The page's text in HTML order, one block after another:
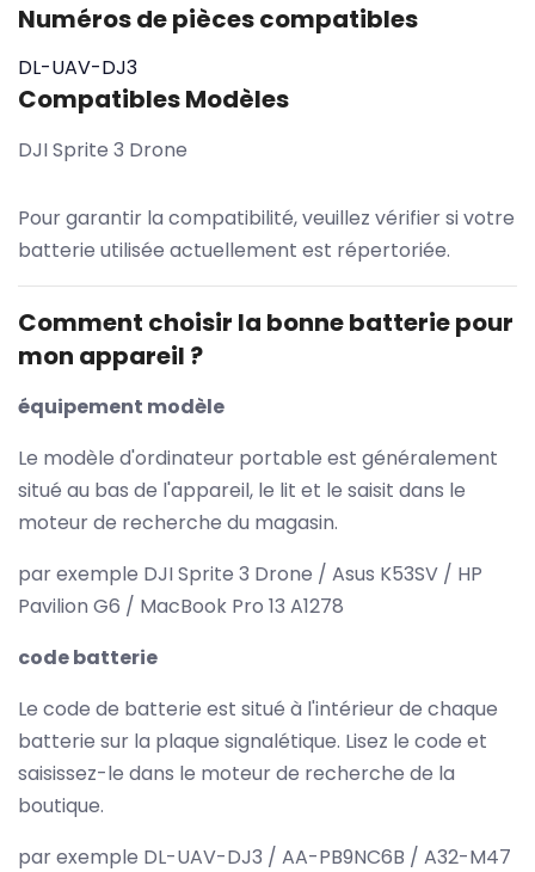
Numéros de pièces compatibles
DL-UAV-DJ3
Compatibles Modèles
DJI Sprite 3 Drone
Pour garantir la compatibilité, veuillez vérifier si votre
batterie utilisée actuellement est répertoriée.
Comment choisir la bonne batterie pour
mon appareil ?
équipement modèle
Le modèle d'ordinateur portable est généralement
situé au bas de l'appareil, le lit et le saisit dans le
moteur de recherche du magasin.
par exemple DJI Sprite 3 Drone / Asus K53SV / HP
Pavilion G6 / MacBook Pro 13 A1278
code batterie
Le code de batterie est situé à l'intérieur de chaque
batterie sur la plaque signalétique. Lisez le code et
saisissez-le dans le moteur de recherche de la
boutique.
par exemple DL-UAV-DJ3 / AA-PB9NC6B / A32-M47